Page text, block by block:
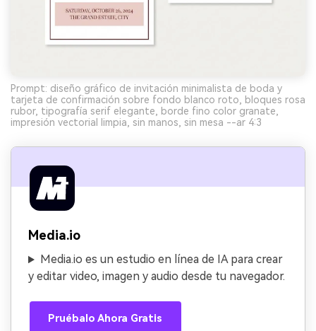
Prompt: diseño gráfico de invitación minimalista de boda y
tarjeta de confirmación sobre fondo blanco roto, bloques rosa
rubor, tipografía serif elegante, borde fino color granate,
impresión vectorial limpia, sin manos, sin mesa --ar 4:3
Media.io
Media.io es un estudio en línea de IA para crear
y editar video, imagen y audio desde tu navegador.
Pruébalo Ahora Gratis